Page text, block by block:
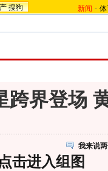
搜狗 新闻 -
跨界登场
我来说
点击进入组图